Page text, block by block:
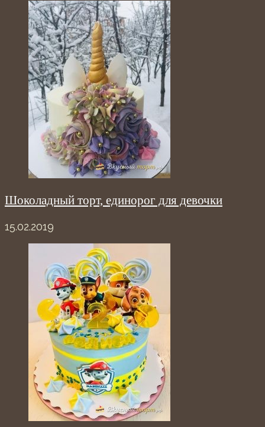
Шоколадный торт, единорог для девочки
15.02.2019